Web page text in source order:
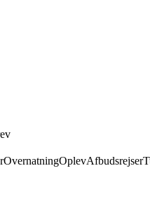
OvernatningOplevAfbudsrejser